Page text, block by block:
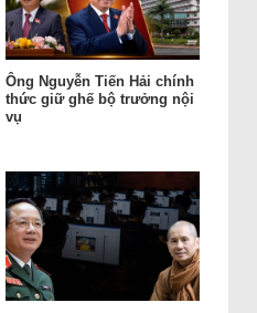
Ông Nguyễn Tiến Hải chính
thức giữ ghế bộ trưởng nội
vụ